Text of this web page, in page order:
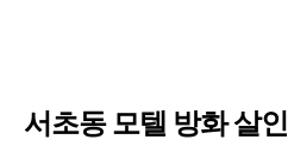
서초동 모텔 방화 살